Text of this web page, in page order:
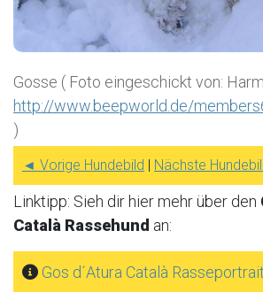
Gosse ( Foto eingeschickt von:
http://www.beepworld.de/
)
◄ Vorige Hundebild | Nächste
Linktipp: Sieh dir hier mehr über den
Català Rassehund an:
Gos d´Atura Català Rasseportrait